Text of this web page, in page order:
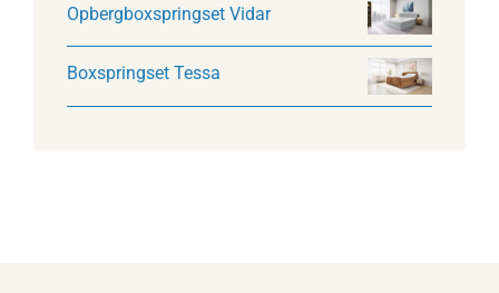
Opbergboxspringset Vidar
Boxspringset Tessa